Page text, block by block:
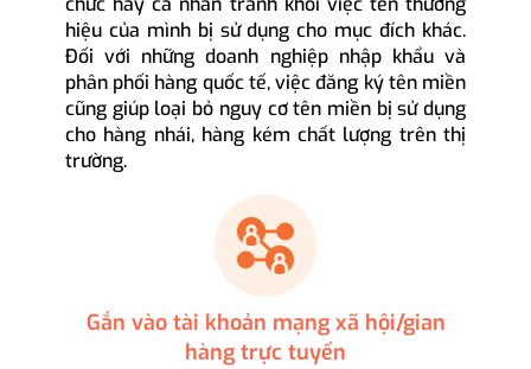
hiệu của mình bị sử dụng cho mục đích khác.
Đối với những doanh nghiệp nhập khẩu và
phân phối hàng quốc tế, việc đăng ký tên miền
cũng giúp loại bỏ nguy cơ tên miền bị sử dụng
cho hàng nhái, hàng kém chất lượng trên thị
trường.
Gắn vào tài khoản mạng xã hội/gian
hàng trực tuyến